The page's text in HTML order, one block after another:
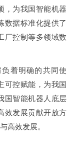
，为我国智能机器
数据标准化提供了
厂控制等多领域数
着明确的共同使
可控赋能，为我国
国智能机器人底层
效发展贡献开放方
高效发展。